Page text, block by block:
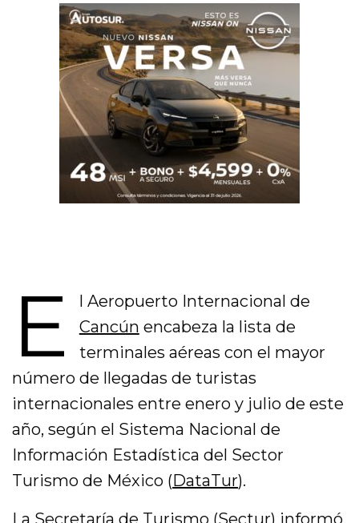
E
l Aeropuerto Internacional de
Cancún encabeza la lista de
terminales aéreas con el mayor
número de llegadas de turistas
internacionales entre enero y julio de este
año, según el Sistema Nacional de
Información Estadística del Sector
Turismo de México (DataTur).